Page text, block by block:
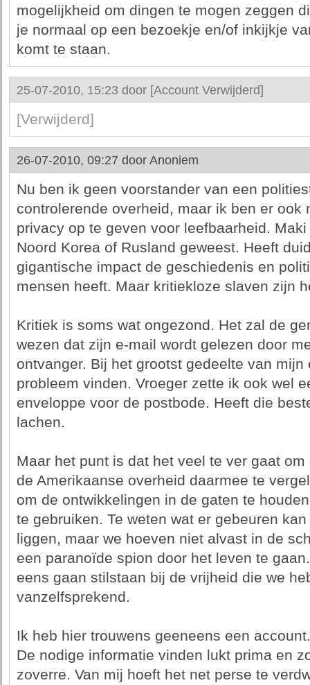
mogelijkheid om dingen te mogen zeggen
je normaal op een bezoekje en/of inkijkje
komt te staan.
25-07-2010, 15:23 door [Account Verwijderd]
[Verwijderd]
26-07-2010, 09:27 door Anoniem
Nu ben ik geen voorstander van een
controlerende overheid, maar ik ben er ook
privacy op te geven voor leefbaarheid.
Noord Korea of Rusland geweest. Heeft
gigantische impact de geschiedenis en
mensen heeft. Maar kritiekloze slaven zijn
Kritiek is soms wat ongezond. Het zal de
wezen dat zijn e-mail wordt gelezen door
ontvanger. Bij het grootst gedeelte van
probleem vinden. Vroeger zette ik ook wel
enveloppe voor de postbode. Heeft die
lachen.
Maar het punt is dat het veel te ver gaat
de Amerikaanse overheid daarmee te
om de ontwikkelingen in de gaten te
te gebruiken. Te weten wat er gebeuren
liggen, maar we hoeven niet alvast in de
een paranoïde spion door het leven te
eens gaan stilstaan bij de vrijheid die we
vanzelfsprekend.
Ik heb hier trouwens geeneens een
De nodige informatie vinden lukt prima en
zoverre. Van mij hoeft het net perse te